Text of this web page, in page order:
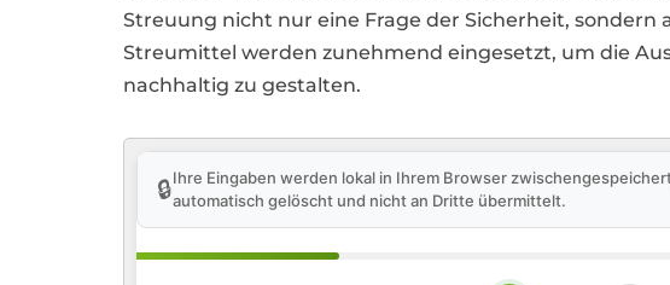
Streuung nicht nur eine Frage der Sicherheit,
Streumittel werden zunehmend eingesetzt, um die
nachhaltig zu gestalten.
🔒Ihre Eingaben werden lokal in Ihrem Browser
automatisch gelöscht und nicht an Dritte übermittelt.